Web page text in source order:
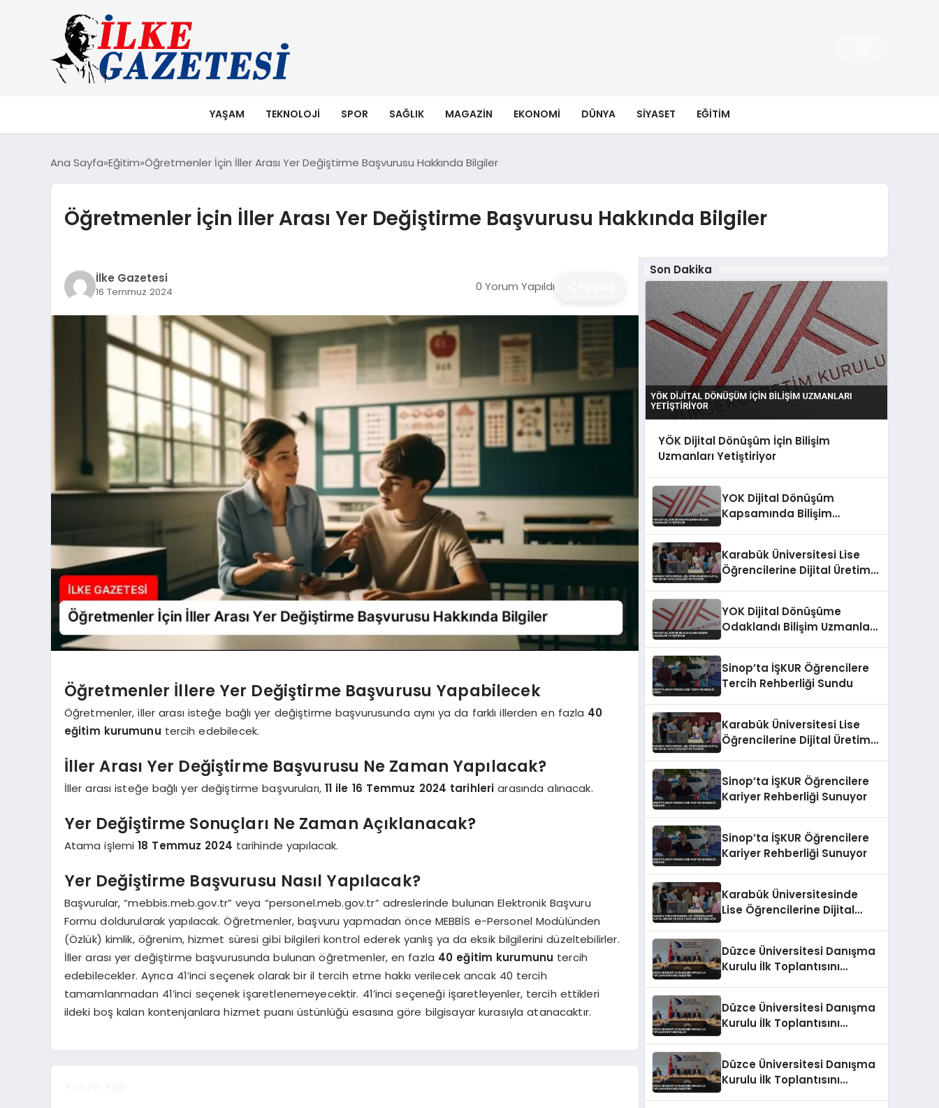
YAŞAM TEKNOLOJI SPOR SAĞLIK MAGAZIN EKONOMI DÜNYA SIYASET EĞITIM
Ana Sayfa Eğitim Öğretmenler İçin İller Arası Yer Değiştirme Başvurusu Hakkında Bilgiler
Öğretmenler İçin İller Arası Yer Değiştirme Başvurusu Hakkında Bilgiler
İlke Gazetesi
16 Temmuz 2024 0 Yorum Yapıldı
Öğretmenler İllere Yer Değiştirme Başvurusu Yapabilecek
Öğretmenler, iller arası isteğe bağlı yer değiştirme başvurusunda aynı ya da farklı illerden en fazla 40
eğitim kurumunu tercih edebilecek.
İller Arası Yer Değiştirme Başvurusu Ne Zaman Yapılacak?
İller arası isteğe bağlı yer değiştirme başvuruları, 11 ile 16 Temmuz 2024 tarihleri arasında alınacak.
Yer Değiştirme Sonuçları Ne Zaman Açıklanacak?
Atama işlemi18 Temmuz 2024 tarihinde yapılacak.
Yer Değiştirme Başvurusu Nasıl Yapılacak?
Başvurular, “mebbis.meb.gov.tr” veya “personel.meb.gov.tr” adreslerinde bulunan Elektronik Başvuru
Formu doldurularak yapılacak. Öğretmenler, başvuru yapmadan önce MEBBİS e-Personel Modülünden
(Özlük) kimlik, öğrenim, hizmet süresi gibi bilgileri kontrol ederek yanlış ya da eksik bilgilerini düzeltebilirler.
İller arası yer değiştirme başvurusunda bulunan öğretmenler, en fazla 40 eğitim kurumunu tercih
edebilecekler. Ayrıca 41’inci seçenek olarak bir il tercih etme hakkı verilecek ancak 40 tercih
tamamlanmadan 41’inci seçenek işaretlenemeyecektir. 41’inci seçeneği işaretleyenler, tercih ettikleri
ildeki boş kalan kontenjanlara hizmet puanı üstünlüğü esasına göre bilgisayar kurasıyla atanacaktır.
Son Dakika
YÖK Dijital Dönüşüm İçin Bilişim
Uzmanları Yetiştiriyor
YOK Dijital Dönüşüm
Kapsamında Bilişim
Karabük Üniversitesi Lise
Öğrencilerine Dijital Üretim
YOK Dijital Dönüşüme
Odaklandı Bilişim Uzmanları
Sinop’ta İŞKUR Öğrencilere
Tercih Rehberliği Sundu
Karabük Üniversitesi Lise
Öğrencilerine Dijital Üretim
Sinop’ta İŞKUR Öğrencilere
Kariyer Rehberliği Sunuyor
Sinop’ta İŞKUR Öğrencilere
Kariyer Rehberliği Sunuyor
Karabük Üniversitesinde
Lise Öğrencilerine Dijital
Düzce Üniversitesi Danışma
Kurulu İlk Toplantısını
Düzce Üniversitesi Danışma
Kurulu İlk Toplantısını
Düzce Üniversitesi Danışma
Kurulu İlk Toplantısını